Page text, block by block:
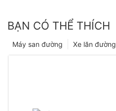
BẠN CÓ THỂ THÍCH
Xe lăn đường
Máy san đường